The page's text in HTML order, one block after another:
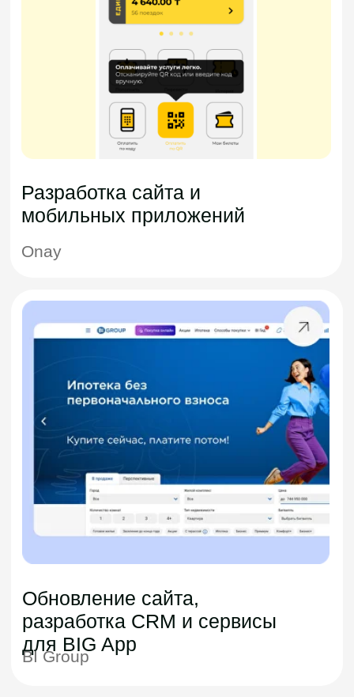
Мобильная
разработка
Дизайн
native, PWA
Material Design Guidelines, UX
research, Miro, Job Stories, CJM,
User Flow
Teamwork, Trello, Google docs,
forms, sheets, slides, MS Excel,
Word, Figjam, Figma, Miro, BPMN,
UML diagrams